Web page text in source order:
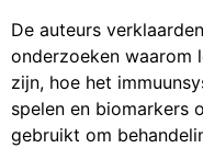
De auteurs
onderzoeken waarom
zijn, hoe het
spelen en biomarkers
gebruikt om